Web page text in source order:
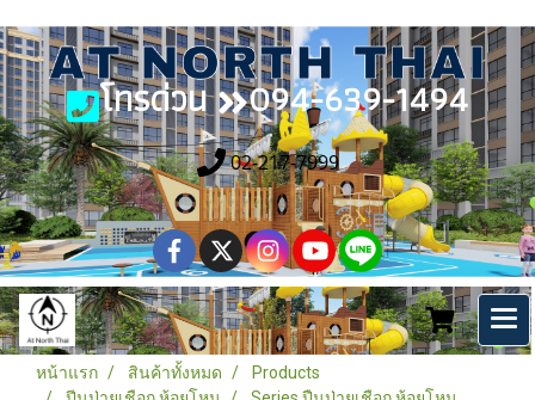
โทรด่วน 094-639-1494
02-217-7999
หน้าแรก สินค้าทั้งหมด
Products